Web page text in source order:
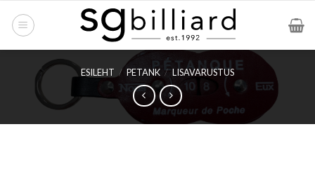
ESILEHT / PETANK / LISAVARUSTUS